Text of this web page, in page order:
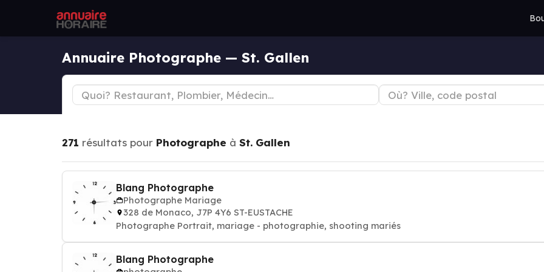
Annuaire Photographe — St. Gallen
271 résultats pour Photographe à St. Gallen
Blang Photographe
Photographe Mariage
328 de Monaco, J7P 4Y6 ST-EUSTACHE
Photographe Portrait, mariage - photographie, shooting mariés
Blang Photographe